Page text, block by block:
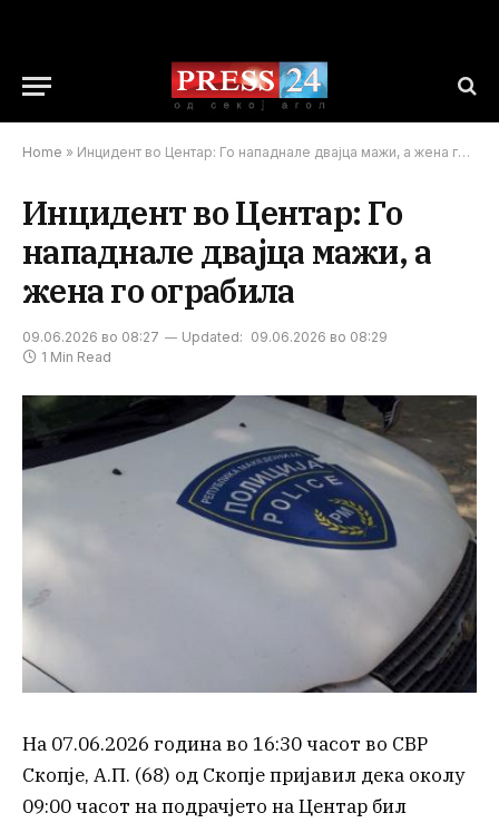
Home » Инцидент во Центар: Го нападнале двајца мажи, а жена го ограбила
Инцидент во Центар: Го
нападнале двајца мажи, а
жена го ограбила
09.06.2026 во 08:27 Updated: 09.06.2026 во 08:29
1 Min Read
На 07.06.2026 година во 16:30 часот во СВР
Скопје, А.П. (68) од Скопје пријавил дека околу
09:00 часот на подрачјето на Центар бил